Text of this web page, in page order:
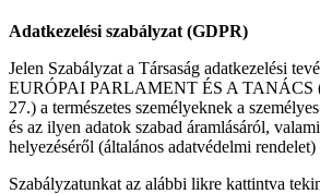
Adatkezelési szabályzat (GDPR)
Jelen Szabályzat a Társaság adatkezelési
EURÓPAI PARLAMENT ÉS A TANÁCS
27.) a természetes személyeknek a
és az ilyen adatok szabad áramlásáról,
helyezéséről (általános adatvédelmi
Szabályzatunkat az alábbi likre kattintva